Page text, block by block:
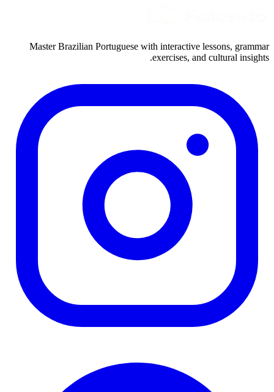
Master Brazilian Portuguese with interactive lessons, grammar
exercises, and cultural insights.